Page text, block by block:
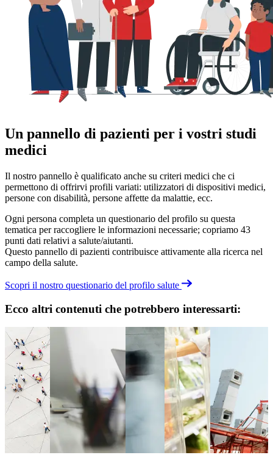
Un pannello di pazienti per i vostri studi
medici
Il nostro pannello è qualificato anche su criteri medici che ci
permettono di offrirvi profili variati: utilizzatori di dispositivi medici,
persone con disabilità, persone affette da malattie, ecc.
Ogni persona completa un questionario del profilo su questa
tematica per raccogliere le informazioni necessarie; copriamo 43
punti dati relativi a salute/aiutanti.
Questo pannello di pazienti contribuisce attivamente alla ricerca nel
campo della salute.
Scopri il nostro questionario del profilo salute
Ecco altri contenuti che potrebbero interessarti: